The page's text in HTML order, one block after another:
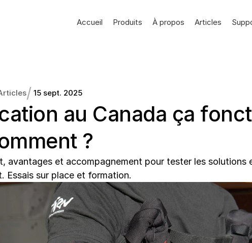
Accueil Produits À propos Articles
/ 15 sept. 2025
au Canada ça
?
avantages et accompagnement pour tester les solutions
Essais sur place et formation.